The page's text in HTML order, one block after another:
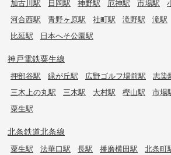
加古川駅 日岡駅 神野駅 厄神駅 市場駅
河合西駅
青野ヶ原駅 社町駅 滝野駅 滝駅
比延駅
日本へそ公園駅
神戸電鉄粟生線
押部谷駅 緑が丘駅 広野ゴルフ場前駅 志染
三木上の丸駅
三木駅 大村駅 樫山駅 市場
粟生駅
北条鉄道北条線
粟生駅 法華口駅 長駅 播磨横田駅 北条町